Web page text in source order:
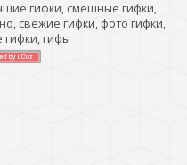
гифки, смешные гифки,
свежие гифки, фото гифки,
гифки, гифы